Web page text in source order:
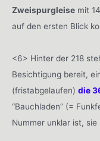
Zweispurgleise mit
auf den ersten Blick
<6> Hinter der 218
Besichtigung bereit,
(fristabgelaufen) die
“Bauchladen” (=
Nummer unklar ist,